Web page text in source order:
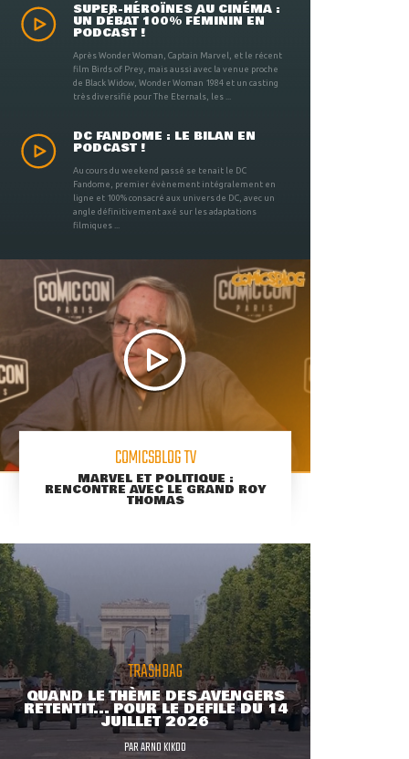
SUPER-HÉROÏNES AU CINÉMA :
UN DÉBAT 100% FÉMININ EN
PODCAST !
Après Wonder Woman, Captain Marvel, et le récent
film Birds of Prey, mais aussi avec la venue proche
de Black Widow, Wonder Woman 1984 et un casting
très diversifié pour The Eternals, les ...
DC FANDOME : LE BILAN EN
PODCAST !
Au cours du weekend passé se tenait le DC
Fandome, premier évènement intégralement en
ligne et 100% consacré aux univers de DC, avec un
angle définitivement axé sur les adaptations
filmiques ...
COMICSBLOG TV
MARVEL ET POLITIQUE :
RENCONTRE AVEC LE GRAND ROY
THOMAS
TRASHBAG
QUAND LE THÈME DES AVENGERS
RETENTIT... POUR LE DÉFILÉ DU 14
JUILLET 2026
PARARNO KIKOO